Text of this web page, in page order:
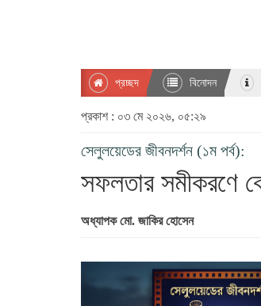
প্রচ্ছদ বিনোদন
প্রকাশ : ০৩ মে ২০২৬, ০৫:২৯
সেলুলয়েডের জীবনদর্শন (১ম পর্ব):
সফলতার সমীকরণে
অধ্যাপক মো. জাকির হোসেন